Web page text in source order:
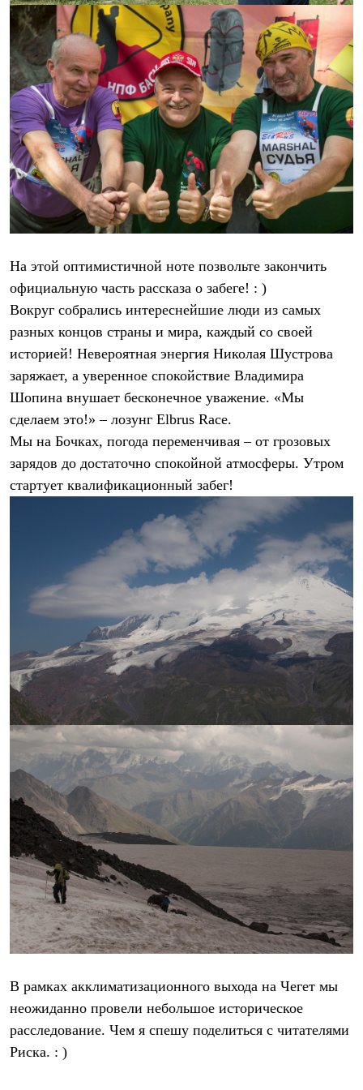
Брюки
Софтшелл одежда
Куртки
Флисовая одежда
Куртки
Брюки
Жилеты
Комбинезоны
Термобелье
Комплект термобелья
Снаряжение
Палатки и тенты
Палатки
Тенты
Аксессуары для палаток
Рюкзаки
Легкоходные
Альпинистские
Городские
Аксессуары для рюкзаков
Спальные мешки
Пуховые
Комбинированные
С синтетическим утеплителем
Сумки и баулы
Баулы
Кошельки
Сумки
Гермомешки
Полезные аксессуары
Книги
Женская обувь
Ботинки
Мужская обувь
Ботинки
Сапоги
Гамаши и бахилы
Гамаши
Бахилы
Тапочки и чуни
Тапочки
Чуни
Уход за обувью
Аксессуары
Головные уборы
Шапки
Балаклавы и маски
Кепки и бейсболки
Повязки
Шарфы
Панамы
Перчатки и рукавицы
Перчатки
Рукавицы
Носки
Ремни
Шевроны
Термоковрики
Уход за одеждой
На этой оптимистичной ноте позвольте закончить
официальную часть рассказа о забеге! : )
Вокруг собрались интереснейшие люди из самых
разных концов страны и мира, каждый со своей
историей! Невероятная энергия Николая Шустрова
заряжает, а уверенное спокойствие Владимира
Шопина внушает бесконечное уважение. «Мы
сделаем это!» – лозунг Elbrus Race.
Мы на Бочках, погода переменчивая – от грозовых
зарядов до достаточно спокойной атмосферы. Утром
стартует квалификационный забег!
В рамках акклиматизационного выхода на Чегет мы
неожиданно провели небольшое историческое
расследование. Чем я спешу поделиться с читателями
Риска. : )